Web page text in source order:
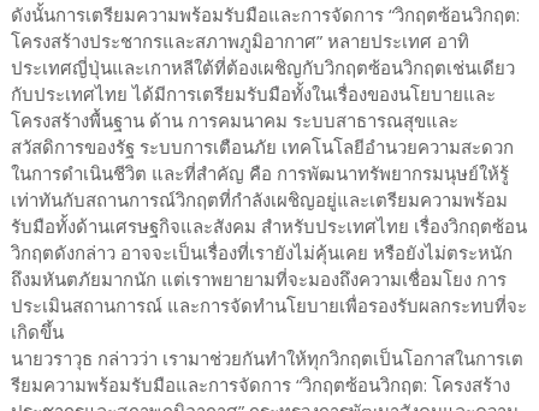
ดังนั้นการเตรียมความพร้อมรับมือและการจัดการ “วิกฤตซ้อนวิกฤต:
โครงสร้างประชากรและสภาพภูมิอากาศ” หลายประเทศ อาทิ
ประเทศญี่ปุ่นและเกาหลีใต้ที่ต้องเผชิญกับวิกฤตซ้อนวิกฤตเช่นเดียว
กับประเทศไทย ได้มีการเตรียมรับมือทั้งในเรื่องของนโยบายและ
โครงสร้างพื้นฐาน ด้าน การคมนาคม ระบบสาธารณสุขและ
สวัสดิการของรัฐ ระบบการเตือนภัย เทคโนโลยีอำนวยความสะดวก
ในการดำเนินชีวิต และที่สำคัญ คือ การพัฒนาทรัพยากรมนุษย์ให้รู้
เท่าทันกับสถานการณ์วิกฤตที่กำลังเผชิญอยู่และเตรียมความพร้อม
รับมือทั้งด้านเศรษฐกิจและสังคม สำหรับประเทศไทย เรื่องวิกฤตซ้อน
วิกฤตดังกล่าว อาจจะเป็นเรื่องที่เรายังไม่คุ้นเคย หรือยังไม่ตระหนัก
ถึงมหันตภัยมากนัก แต่เราพยายามที่จะมองถึงความเชื่อมโยง การ
ประเมินสถานการณ์ และการจัดทำนโยบายเพื่อรองรับผลกระทบที่จะ
เกิดขึ้น
นายวราวุธ กล่าวว่า เรามาช่วยกันทำให้ทุกวิกฤตเป็นโอกาสในการเต
รียมความพร้อมรับมือและการจัดการ “วิกฤตซ้อนวิกฤต: โครงสร้าง